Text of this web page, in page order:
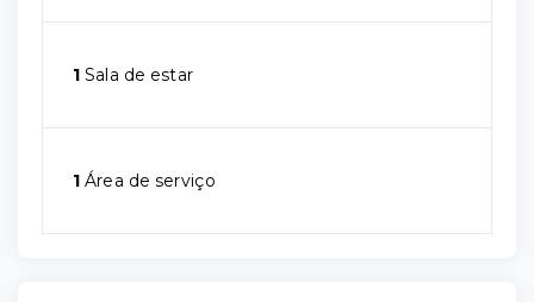
1 Sala de estar
1 Área de serviço